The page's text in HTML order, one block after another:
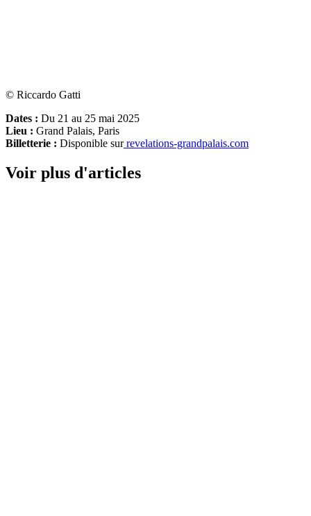
© Riccardo Gatti
Dates : Du 21 au 25 mai 2025
Lieu : Grand Palais, Paris
Billetterie : Disponible surrevelations-grandpalais.com
Voir plus d'articles